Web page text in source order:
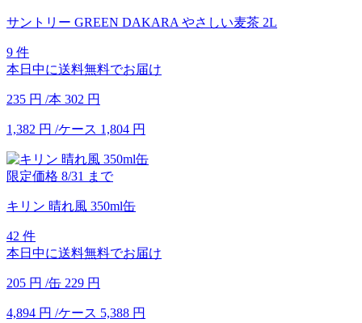
サントリー GREEN DAKARA やさしい麦茶 2L
9 件
本日中に送料無料でお届け
235 円 /本 302 円
1,382 円 /ケース 1,804 円
限定価格 8/31 まで
キリン 晴れ風 350ml缶
42 件
本日中に送料無料でお届け
205 円 /缶 229 円
4,894 円 /ケース 5,388 円